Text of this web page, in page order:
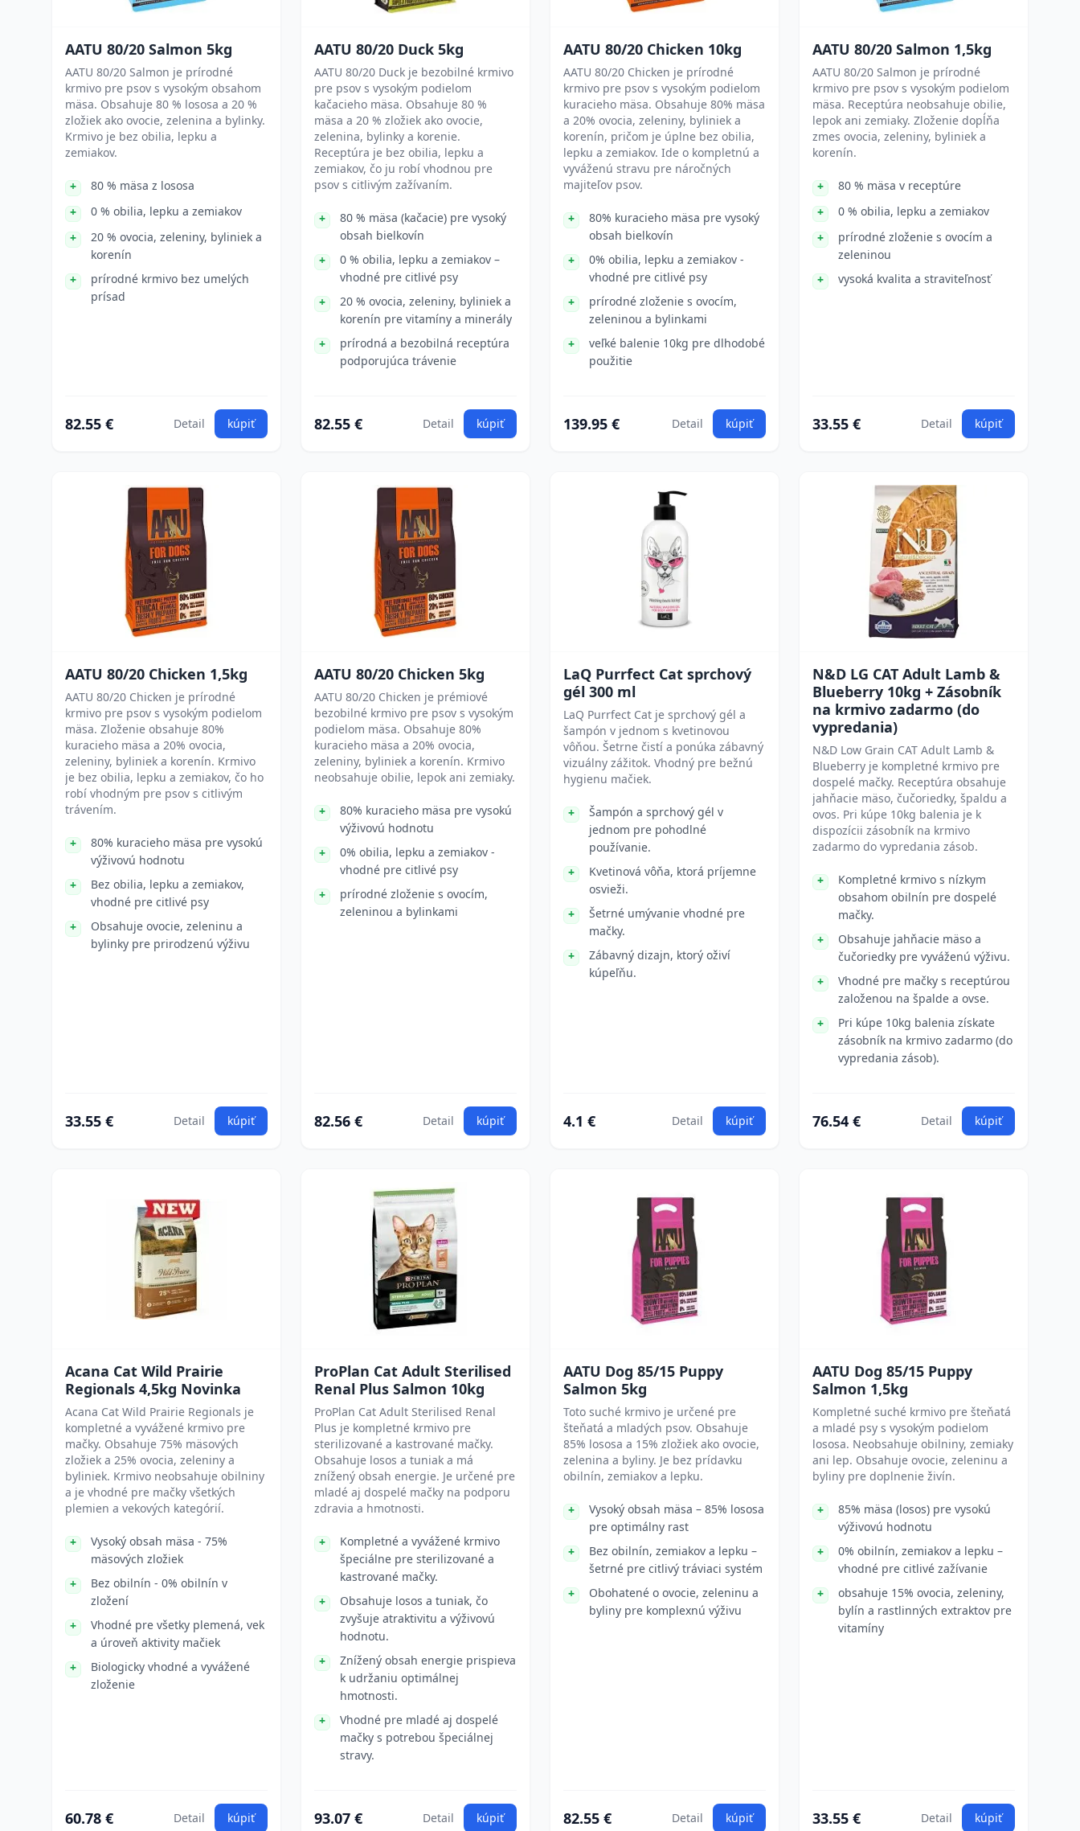
AATU 80/20 Salmon 5kg
AATU 80/20 Salmon je prírodné
krmivo pre psov s vysokým obsahom
mäsa. Obsahuje 80 % lososa a 20 %
zložiek ako ovocie, zelenina a bylinky.
Krmivo je bez obilia, lepku a
zemiakov.
80 % mäsa z lososa
0 % obilia, lepku a zemiakov
20 % ovocia, zeleniny, byliniek a
korenín
prírodné krmivo bez umelých
prísad
82.55 € Detail kúpiť
AATU 80/20 Duck 5kg
AATU 80/20 Duck je bezobilné krmivo
pre psov s vysokým podielom
kačacieho mäsa. Obsahuje 80 %
mäsa a 20 % zložiek ako ovocie,
zelenina, bylinky a korenie.
Receptúra je bez obilia, lepku a
zemiakov, čo ju robí vhodnou pre
psov s citlivým zažívaním.
80 % mäsa (kačacie) pre vysoký
obsah bielkovín
0 % obilia, lepku a zemiakov –
vhodné pre citlivé psy
20 % ovocia, zeleniny, byliniek a
korenín pre vitamíny a minerály
prírodná a bezobilná receptúra
podporujúca trávenie
82.55 € Detail kúpiť
AATU 80/20 Chicken 10kg
AATU 80/20 Chicken je prírodné
krmivo pre psov s vysokým podielom
kuracieho mäsa. Obsahuje 80% mäsa
a 20% ovocia, zeleniny, byliniek a
korenín, pričom je úplne bez obilia,
lepku a zemiakov. Ide o kompletnú a
vyváženú stravu pre náročných
majiteľov psov.
80% kuracieho mäsa pre vysoký
obsah bielkovín
0% obilia, lepku a zemiakov -
vhodné pre citlivé psy
prírodné zloženie s ovocím,
zeleninou a bylinkami
veľké balenie 10kg pre dlhodobé
použitie
139.95 € Detail kúpiť
AATU 80/20 Salmon 1,5kg
AATU 80/20 Salmon je prírodné
krmivo pre psov s vysokým podielom
mäsa. Receptúra neobsahuje obilie,
lepok ani zemiaky. Zloženie dopĺňa
zmes ovocia, zeleniny, byliniek a
korenín.
80 % mäsa v receptúre
0 % obilia, lepku a zemiakov
prírodné zloženie s ovocím a
zeleninou
vysoká kvalita a straviteľnosť
33.55 € Detail kúpiť
AATU 80/20 Chicken 1,5kg
AATU 80/20 Chicken je prírodné
krmivo pre psov s vysokým podielom
mäsa. Zloženie obsahuje 80%
kuracieho mäsa a 20% ovocia,
zeleniny, byliniek a korenín. Krmivo
je bez obilia, lepku a zemiakov, čo ho
robí vhodným pre psov s citlivým
trávením.
80% kuracieho mäsa pre vysokú
výživovú hodnotu
Bez obilia, lepku a zemiakov,
vhodné pre citlivé psy
Obsahuje ovocie, zeleninu a
bylinky pre prirodzenú výživu
33.55 € Detail kúpiť
AATU 80/20 Chicken 5kg
AATU 80/20 Chicken je prémiové
bezobilné krmivo pre psov s vysokým
podielom mäsa. Obsahuje 80%
kuracieho mäsa a 20% ovocia,
zeleniny, byliniek a korenín. Krmivo
neobsahuje obilie, lepok ani zemiaky.
80% kuracieho mäsa pre vysokú
výživovú hodnotu
0% obilia, lepku a zemiakov -
vhodné pre citlivé psy
prírodné zloženie s ovocím,
zeleninou a bylinkami
82.56 € Detail kúpiť
LaQ Purrfect Cat sprchový
gél 300 ml
LaQ Purrfect Cat je sprchový gél a
šampón v jednom s kvetinovou
vôňou. Šetrne čistí a ponúka zábavný
vizuálny zážitok. Vhodný pre bežnú
hygienu mačiek.
Šampón a sprchový gél v
jednom pre pohodlné
používanie.
Kvetinová vôňa, ktorá príjemne
osvieži.
Šetrné umývanie vhodné pre
mačky.
Zábavný dizajn, ktorý oživí
kúpeľňu.
4.1 € Detail kúpiť
N&D LG CAT Adult Lamb &
Blueberry 10kg + Zásobník
na krmivo zadarmo (do
vypredania)
N&D Low Grain CAT Adult Lamb &
Blueberry je kompletné krmivo pre
dospelé mačky. Receptúra obsahuje
jahňacie mäso, čučoriedky, špaldu a
ovos. Pri kúpe 10kg balenia je k
dispozícii zásobník na krmivo
zadarmo do vypredania zásob.
Kompletné krmivo s nízkym
obsahom obilnín pre dospelé
mačky.
Obsahuje jahňacie mäso a
čučoriedky pre vyváženú výživu.
Vhodné pre mačky s receptúrou
založenou na špalde a ovse.
Pri kúpe 10kg balenia získate
zásobník na krmivo zadarmo (do
vypredania zásob).
76.54 € Detail kúpiť
Acana Cat Wild Prairie
Regionals 4,5kg Novinka
Acana Cat Wild Prairie Regionals je
kompletné a vyvážené krmivo pre
mačky. Obsahuje 75% mäsových
zložiek a 25% ovocia, zeleniny a
byliniek. Krmivo neobsahuje obilniny
a je vhodné pre mačky všetkých
plemien a vekových kategórií.
Vysoký obsah mäsa - 75%
mäsových zložiek
Bez obilnín - 0% obilnín v
zložení
Vhodné pre všetky plemená, vek
a úroveň aktivity mačiek
Biologicky vhodné a vyvážené
zloženie
60.78 € Detail kúpiť
ProPlan Cat Adult Sterilised
Renal Plus Salmon 10kg
ProPlan Cat Adult Sterilised Renal
Plus je kompletné krmivo pre
sterilizované a kastrované mačky.
Obsahuje losos a tuniak a má
znížený obsah energie. Je určené pre
mladé aj dospelé mačky na podporu
zdravia a hmotnosti.
Kompletné a vyvážené krmivo
špeciálne pre sterilizované a
kastrované mačky.
Obsahuje losos a tuniak, čo
zvyšuje atraktivitu a výživovú
hodnotu.
Znížený obsah energie prispieva
k udržaniu optimálnej
hmotnosti.
Vhodné pre mladé aj dospelé
mačky s potrebou špeciálnej
stravy.
93.07 € Detail kúpiť
AATU Dog 85/15 Puppy
Salmon 5kg
Toto suché krmivo je určené pre
šteňatá a mladých psov. Obsahuje
85% lososa a 15% zložiek ako ovocie,
zelenina a byliny. Je bez prídavku
obilnín, zemiakov a lepku.
Vysoký obsah mäsa – 85% lososa
pre optimálny rast
Bez obilnín, zemiakov a lepku –
šetrné pre citlivý tráviaci systém
Obohatené o ovocie, zeleninu a
byliny pre komplexnú výživu
82.55 € Detail kúpiť
AATU Dog 85/15 Puppy
Salmon 1,5kg
Kompletné suché krmivo pre šteňatá
a mladé psy s vysokým podielom
lososa. Neobsahuje obilniny, zemiaky
ani lep. Obsahuje ovocie, zeleninu a
byliny pre doplnenie živín.
85% mäsa (losos) pre vysokú
výživovú hodnotu
0% obilnín, zemiakov a lepku –
vhodné pre citlivé zažívanie
obsahuje 15% ovocia, zeleniny,
bylín a rastlinných extraktov pre
vitamíny
33.55 € Detail kúpiť